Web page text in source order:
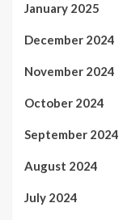
January 2025
December 2024
November 2024
October 2024
September 2024
August 2024
July 2024